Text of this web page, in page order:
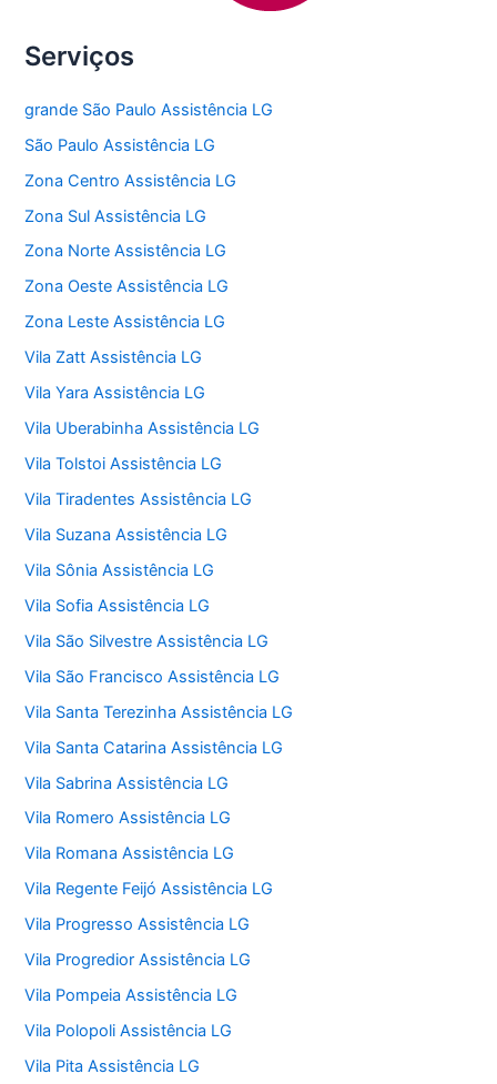
Serviços
grande São Paulo Assistência LG
São Paulo Assistência LG
Zona Centro Assistência LG
Zona Sul Assistência LG
Zona Norte Assistência LG
Zona Oeste Assistência LG
Zona Leste Assistência LG
Vila Zatt Assistência LG
Vila Yara Assistência LG
Vila Uberabinha Assistência LG
Vila Tolstoi Assistência LG
Vila Tiradentes Assistência LG
Vila Suzana Assistência LG
Vila Sônia Assistência LG
Vila Sofia Assistência LG
Vila São Silvestre Assistência LG
Vila São Francisco Assistência LG
Vila Santa Terezinha Assistência LG
Vila Santa Catarina Assistência LG
Vila Sabrina Assistência LG
Vila Romero Assistência LG
Vila Romana Assistência LG
Vila Regente Feijó Assistência LG
Vila Progresso Assistência LG
Vila Progredior Assistência LG
Vila Pompeia Assistência LG
Vila Polopoli Assistência LG
Vila Pita Assistência LG